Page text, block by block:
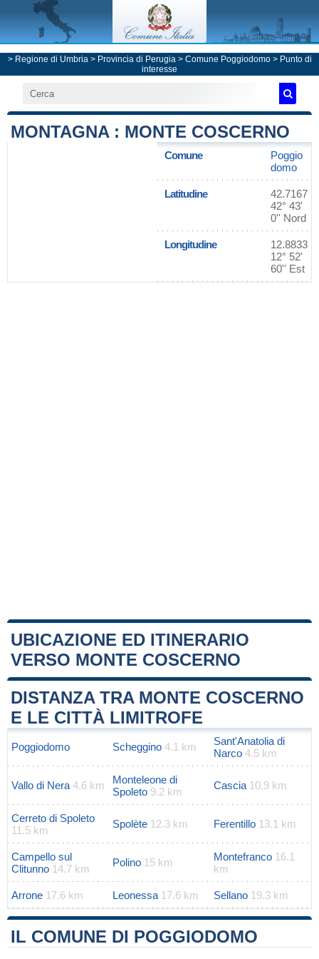
> Regione di Umbria> Provincia di Perugia> Comune Poggiodomo> Punto di
interesse
MONTAGNA : MONTE COSCERNO
Comune
Poggio
domo
Latitudine
42.7167
42° 43'
0'' Nord
Longitudine
12.8833
12° 52'
60'' Est
UBICAZIONE ED ITINERARIO
VERSO MONTE COSCERNO
+
−
Leaflet|Map data ©OpenStreetMap
DISTANZA TRA MONTE COSCERNO
E LE CITTÀ LIMITROFE
Poggiodomo Scheggino 4.1 km
Sant'Anatolia di
Narco 4.5 km
Vallo di Nera 4.6 km
Monteleone di
Spoleto 9.2 km
Cascia 10.9 km
Cerreto di Spoleto
11.5 km
Spolète 12.3 km Ferentillo 13.1 km
Campello sul
Clitunno 14.7 km
Polino 15 km Montefranco 16.1
km
Arrone 17.6 km Leonessa 17.6 km Sellano 19.3 km
IL COMUNE DI POGGIODOMO